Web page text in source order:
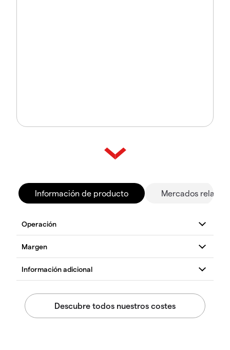
Información de producto Mercados